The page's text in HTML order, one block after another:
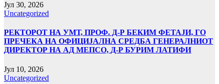
Јул 30, 2026
Uncategorized
РЕКТОРОТ НА УМТ, ПРОФ. Д-Р БЕКИМ ФЕТАЈИ, ГО
ПРЕЧЕКА НА ОФИЦИЈАЛНА СРЕДБА ГЕНЕРАЛНИОТ
ДИРЕКТОР НА АД МЕПСО, Д-Р БУРИМ ЛАТИФИ
Јул 10, 2026
Uncategorized